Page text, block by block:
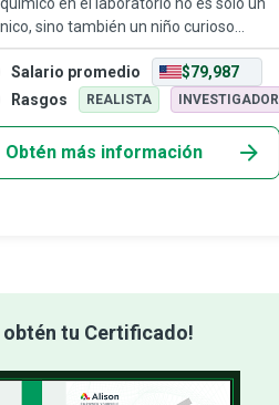
sino también un niño curioso
a fenómenos naturales misteriosos,
lo inspiran a investigar y comprender
amplia variedad de interaccione
Salario promedio
$79,987
Rasgos
REALISTA INVESTIGADOR
Obtén más información
obtén tu Certificado!